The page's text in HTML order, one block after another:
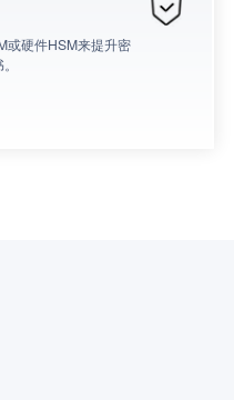
或硬件HSM来提升密